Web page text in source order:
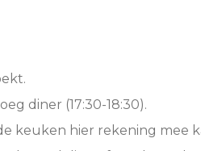
diner (17:30-18:30).
keuken hier rekening mee